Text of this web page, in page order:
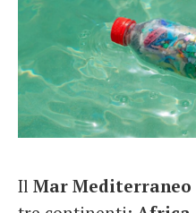
Contatti
Italiano
German
English
French
ecohotel
rassegna stampa
Il Mar Mediterraneo